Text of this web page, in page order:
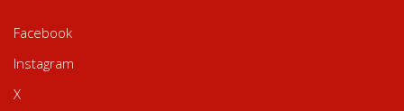
Facebook
Instagram
X